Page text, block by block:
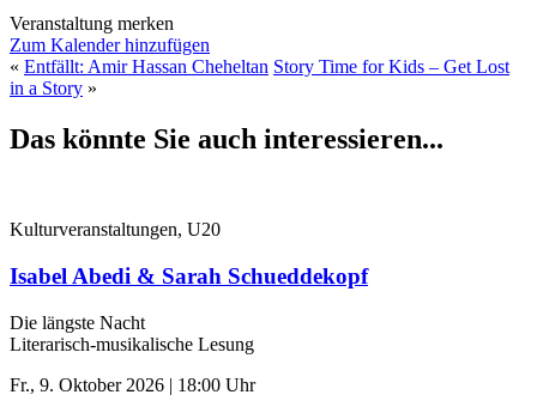
Veranstaltung merken
Zum Kalender hinzufügen
« Entfällt: Amir Hassan Cheheltan Story Time for Kids – Get Lost
in a Story »
Das könnte Sie auch interessieren...
Kulturveranstaltungen, U20
Isabel Abedi & Sarah Schueddekopf
Die längste Nacht
Literarisch-musikalische Lesung
Fr., 9. Oktober 2026 | 18:00 Uhr